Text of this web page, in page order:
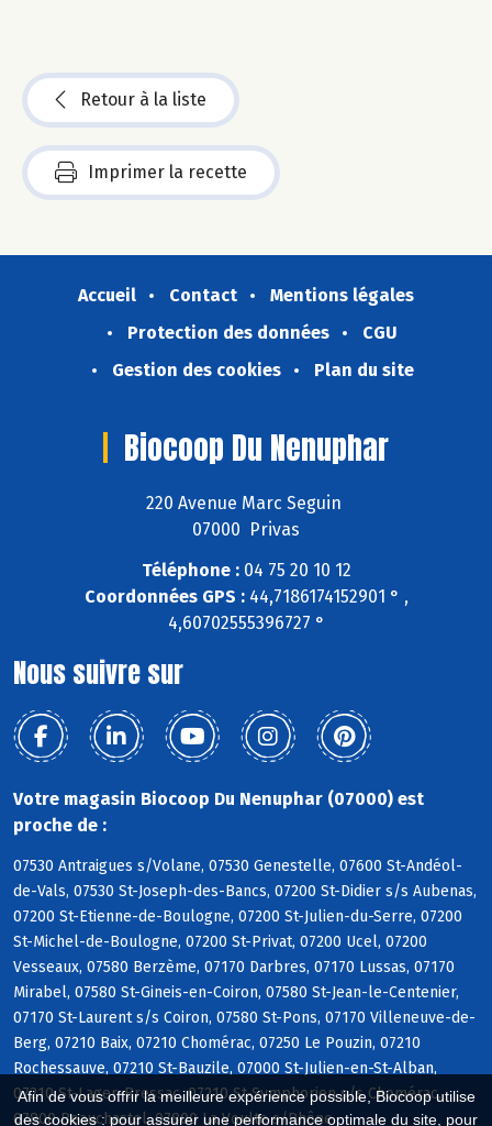
Afin de vous offrir la meilleure expérience possible, Biocoop utilise
des cookies : pour assurer une performance optimale du site, pour
Retour à la liste
Imprimer la recette
Accueil Contact
Mentions légales
Protection des données
CGU
Gestion des cookies
Plan du site
Biocoop Du Nenuphar
220 Avenue Marc Seguin
07000 Privas
Téléphone :04 75 20 10 12
Coordonnées GPS :44,7186174152901 ° ,
4,60702555396727 °
Nous suivre sur
Votre magasin Biocoop Du Nenuphar (07000) est
proche de :
07530 Antraigues s/Volane, 07530 Genestelle, 07600 St-Andéol-
de-Vals, 07530 St-Joseph-des-Bancs, 07200 St-Didier s/s Aubenas,
07200 St-Etienne-de-Boulogne, 07200 St-Julien-du-Serre, 07200
St-Michel-de-Boulogne, 07200 St-Privat, 07200 Ucel, 07200
Vesseaux, 07580 Berzème, 07170 Darbres, 07170 Lussas, 07170
Mirabel, 07580 St-Gineis-en-Coiron, 07580 St-Jean-le-Centenier,
07170 St-Laurent s/s Coiron, 07580 St-Pons, 07170 Villeneuve-de-
Berg, 07210 Baix, 07210 Chomérac, 07250 Le Pouzin, 07210
Rochessauve, 07210 St-Bauzile, 07000 St-Julien-en-St-Alban,
07210 St-Lager-Bressac, 07210 St-Symphorien s/s Chomérac,
07800 Beauchastel, 07800 La Voulte s/Rhône